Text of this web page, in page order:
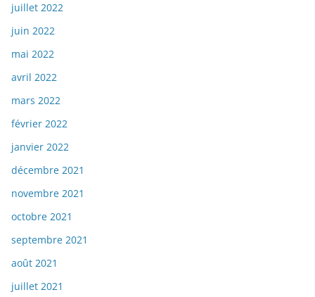
juillet 2022
juin 2022
mai 2022
avril 2022
mars 2022
février 2022
janvier 2022
décembre 2021
novembre 2021
octobre 2021
septembre 2021
août 2021
juillet 2021